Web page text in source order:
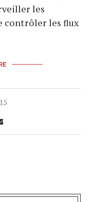
les
contrôler les flux